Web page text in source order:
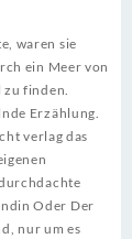
waren sie
ein Meer von
zu finden.
Erzählung.
verlag das
Oder Der
nur um es